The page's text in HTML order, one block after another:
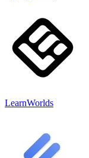
LearnWorlds